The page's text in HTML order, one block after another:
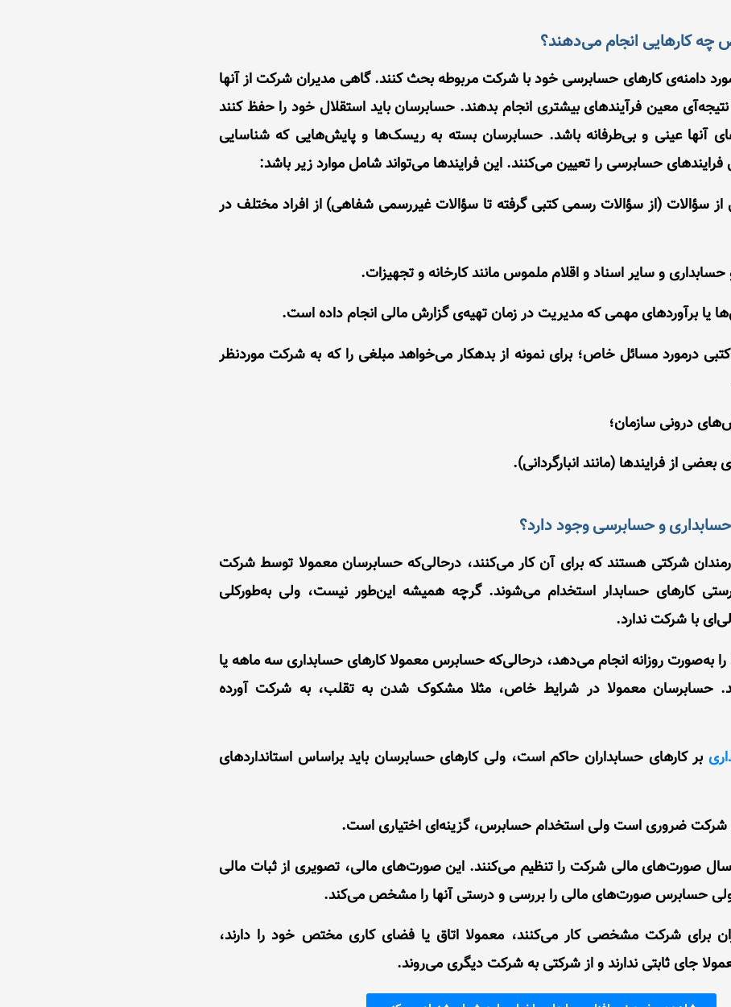
چه کارهایی انجام می‌دهند؟
دامنه‌ی کارهای حسابرسی خود با شرکت مربوطه بحث کنند. گاهی مدیران شرکت از آنها
معین فرآیندهای بیشتری انجام بدهند. حسابرسان باید استقلال خود را حفظ کنند
آنها عینی و بی‌طرفانه باشد. حسابرسان بسته‌ به ریسک‌ها و پایش‌هایی که شناسایی
فرایندهای حسابرسی را تعیین می‌کنند. این فرایندها می‌تواند شامل موارد زیر باشد:
سؤالات (از سؤالات رسمی کتبی گرفته تا سؤالات غیررسمی شفاهی) از افراد مختلف در
کتبی درمورد مسائل خاص؛ برای نمونه از بدهکار می‌خواهد مبلغی را که به شرکت موردنظر
و حسابرسی وجود دارد؟
شرکتی هستند که برای آن کار می‌کنند، درحالی‌که حسابرسان معمولا توسط شرکت
کارهای حسابدار استخدام می‌شوند. گرچه همیشه این‌طور نیست، ولی به‌طورکلی
با شرکت ندارد.
را به‌صورت روزانه انجام می‌دهد، درحالی‌که حسابرس معمولا کارهای حسابداری سه‌ ماهه یا
حسابرسان معمولا در شرایط خاص، مثلا مشکوک شدن به تقلب، به شرکت آورده
بر کارهای حسابداران حاکم است، ولی کارهای حسابرسان باید براساس استانداردهای
سال صورت‌های مالی شرکت را تنظیم می‌کنند. این صورت‌های مالی، تصویری از ثبات مالی
حسابرس صورت‌های مالی را بررسی و درستی آنها را مشخص می‌کند.
برای شرکت مشخصی کار می‌کنند، معمولا اتاق یا فضای کاری مختص خود را دارند،
جای ثابتی ندارند و از شرکتی به شرکت دیگری می‌روند.